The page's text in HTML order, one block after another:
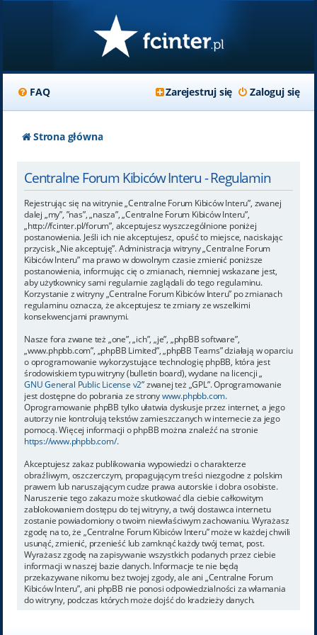
FAQ Zaloguj się
Zarejestruj się
Strona główna
Centralne Forum Kibiców Interu - Regulamin
Rejestrując się na witrynie „Centralne Forum Kibiców Interu”, zwanej
dalej „my”, ”nas”, „nasza”, „Centralne Forum Kibiców Interu”,
„http://fcinter.pl/forum”, akceptujesz wyszczególnione poniżej
postanowienia. Jeśli ich nie akceptujesz, opuść to miejsce, naciskając
przycisk „Nie akceptuję”. Administracja witryny „Centralne Forum
Kibiców Interu” ma prawo w dowolnym czasie zmienić poniższe
postanowienia, informując cię o zmianach, niemniej wskazane jest,
aby użytkownicy sami regularnie zaglądali do tego regulaminu.
Korzystanie z witryny „Centralne Forum Kibiców Interu” po zmianach
regulaminu oznacza, że akceptujesz te zmiany ze wszelkimi
konsekwencjami prawnymi.
Nasze fora zwane też „one”, „ich”, „je”, „phpBB software”,
„www.phpbb.com”, „phpBB Limited”, „phpBB Teams” działają w oparciu
o oprogramowanie wykorzystujące technologię phpBB, która jest
środowiskiem typu witryny (bulletin board), wydane na licencji „
GNU General Public License v2” zwanej też „GPL”. Oprogramowanie
jest dostępne do pobrania ze stronywww.phpbb.com.
Oprogramowanie phpBB tylko ułatwia dyskusje przez internet, a jego
autorzy nie kontrolują tekstów zamieszczanych w internecie za jego
pomocą. Więcej informacji o phpBB można znaleźć na stronie
https://www.phpbb.com/.
Akceptujesz zakaz publikowania wypowiedzi o charakterze
obraźliwym, oszczerczym, propagującym treści niezgodne z polskim
prawem lub naruszającym cudze prawa autorskie i dobra osobiste.
Naruszenie tego zakazu może skutkować dla ciebie całkowitym
zablokowaniem dostępu do tej witryny, a twój dostawca internetu
zostanie powiadomiony o twoim niewłaściwym zachowaniu. Wyrażasz
zgodę na to, że „Centralne Forum Kibiców Interu” może w każdej chwili
usunąć, zmienić, przenieść lub zamknąć każdy twój temat, post.
Wyrażasz zgodę na zapisywanie wszystkich podanych przez ciebie
informacji w naszej bazie danych. Informacje te nie będą
przekazywane nikomu bez twojej zgody, ale ani „Centralne Forum
Kibiców Interu”, ani phpBB nie ponosi odpowiedzialności za włamania
do witryny, podczas których może dojść do kradzieży danych.